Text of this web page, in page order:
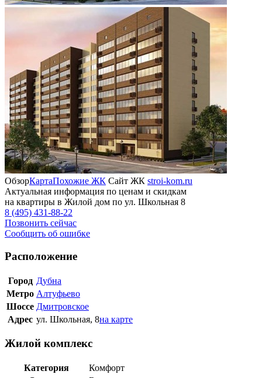
ОбзорКартаПохожие ЖК Сайт ЖК stroi-kom.ru
Актуальная информация по ценам и скидкам
на квартиры в Жилой дом по ул. Школьная 8
8 (495) 431-88-22
Позвонить сейчас
Сообщить об ошибке
Расположение
Город Дубна
Метро Алтуфьево
Шоссе Дмитровское
Адрес ул. Школьная, 8на карте
Жилой комплекс
Категория
Комфорт